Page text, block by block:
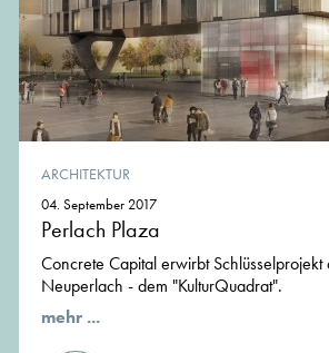
ARCHITEKTUR
04. September 2017
Perlach Plaza
Concrete Capital erwirbt
Neuperlach - dem "KulturQuadrat".
mehr ...